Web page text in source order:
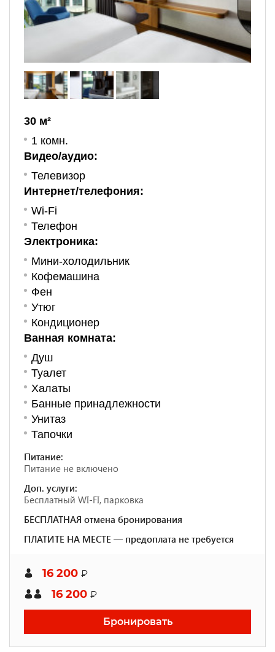
30 м²
1 комн.
Видео/аудио:
Телевизор
Интернет/телефония:
Wi-Fi
Телефон
Электроника:
Мини-холодильник
Кофемашина
Фен
Утюг
Кондиционер
Ванная комната:
Душ
Туалет
Халаты
Банные принадлежности
Унитаз
Тапочки
Питание:
Питание не включено
Доп. услуги:
Бесплатный WI-FI, парковка
БЕСПЛАТНАЯ отмена бронирования
ПЛАТИТЕ НА МЕСТЕ — предоплата не требуется
16 200 ₽
16 200 ₽
Бронировать